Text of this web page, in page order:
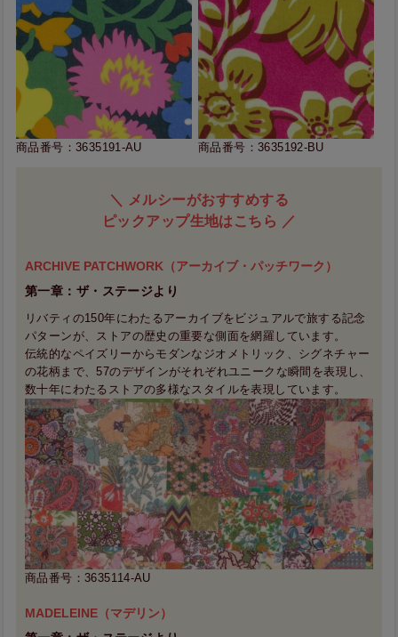
商品番号：3635191-AU 商品番号：3635192-BU
＼ メルシーがおすすめする
ピックアップ生地はこちら ／
ARCHIVE PATCHWORK（アーカイブ・パッチワーク）
第一章：ザ・ステージより
リバティの150年にわたるアーカイブをビジュアルで旅する記念
パターンが、ストアの歴史の重要な側面を網羅しています。
伝統的なペイズリーからモダンなジオメトリック、シグネチャー
の花柄まで、57のデザインがそれぞれユニークな瞬間を表現し、
数十年にわたるストアの多様なスタイルを表現しています。
商品番号：3635114-AU
MADELEINE（マデリン）